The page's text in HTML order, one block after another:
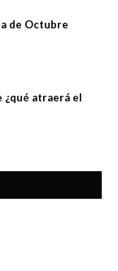
de Octubre
¿qué atraerá el